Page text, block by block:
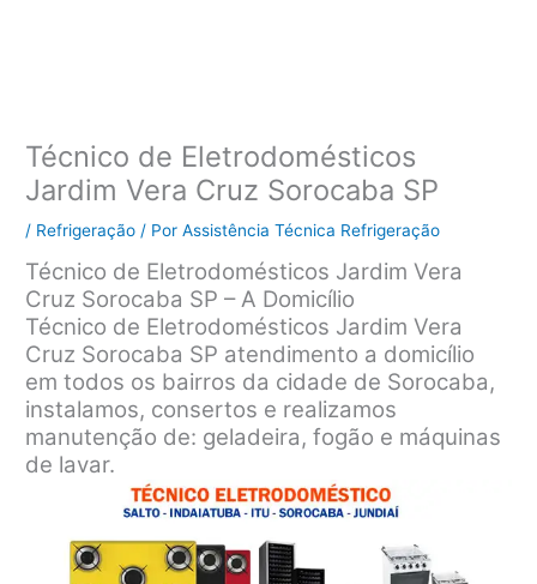
Técnico de Eletrodomésticos
Jardim Vera Cruz Sorocaba SP
/ Refrigeração / PorAssistência Técnica Refrigeração
Técnico de Eletrodomésticos Jardim Vera
Cruz Sorocaba SP – A Domicílio
Técnico de Eletrodomésticos Jardim Vera
Cruz Sorocaba SP atendimento a domicílio
em todos os bairros da cidade de Sorocaba,
instalamos, consertos e realizamos
manutenção de: geladeira, fogão e máquinas
de lavar.